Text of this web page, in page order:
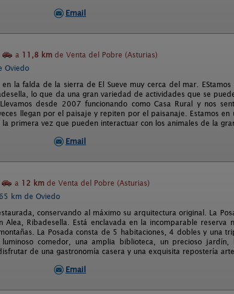
Email
a 11,8 km de Venta del Pobre (Asturias)
Oviedo
la falda de la sierra de El Sueve muy cerca del mar.
lo que da una gran variedad de actividades que se
desde 2007 funcionando como Casa Rural y nos
llegan por el paisaje y repiten por el paisanaje. Estamos en
primera vez que pueden interactuar con los animales de la
Email
a 12 km de Venta del Pobre (Asturias)
65 km de Oviedo
conservando al máximo su arquitectura original. La
Ribadesella. Está enclavada en la incomparable reserva
La Posada consta de 5 habitaciones, 4 dobles y una
comedor, una amplia biblioteca, un precioso
de una gastronomía casera y una exquisita repostería
Email